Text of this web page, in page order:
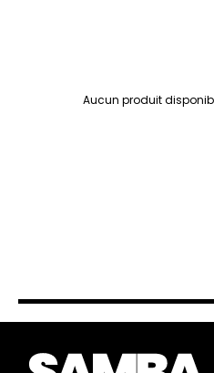
Aucun produit